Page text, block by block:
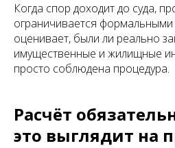
Когда спор доходит до суда,
ограничивается формальными
оценивает, были ли реально
имущественные и жилищные
просто соблюдена процедура.
Расчёт
это выглядит на